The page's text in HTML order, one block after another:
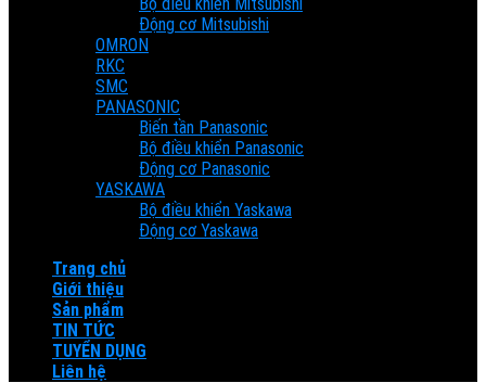
Động cơ Mitsubishi
OMRON
RKC
SMC
PANASONIC
Biến tần Panasonic
Bộ điều khiển Panasonic
Động cơ Panasonic
YASKAWA
Bộ điều khiển Yaskawa
Động cơ Yaskawa
Trang chủ
Giới thiệu
Sản phẩm
TIN TỨC
TUYỂN DỤNG
Liên hệ